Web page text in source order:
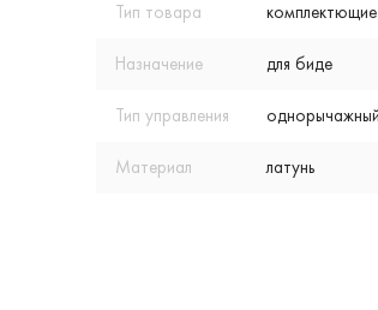
Тип товара комплектющие
Назначение для биде
Тип управления однорычажный
Материал латунь